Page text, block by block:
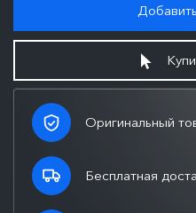
Оригинальный
Бесплатная